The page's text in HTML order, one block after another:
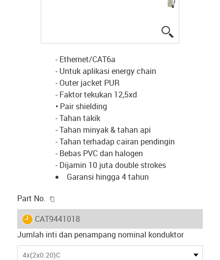
- Ethernet/CAT6a
- Untuk aplikasi energy chain
- Outer jacket PUR
- Faktor tekukan 12,5xd
• Pair shielding
- Tahan takik
- Tahan minyak & tahan api
- Tahan terhadap cairan pendingin
- Bebas PVC dan halogen
- Dijamin 10 juta double strokes
Garansi hingga 4 tahun
Part No.
igus-icon-lieferzeit
CAT9441018
Jumlah inti dan penampang nominal konduktor
4x(2x0.20)C